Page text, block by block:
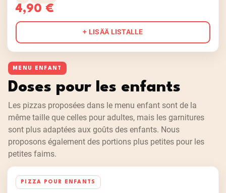
4,90 €
+ LISÄÄ LISTALLE
MENU ENFANT
Doses pour les enfants
Les pizzas proposées dans le menu enfant sont de la
même taille que celles pour adultes, mais les garnitures
sont plus adaptées aux goûts des enfants. Nous
proposons également des portions plus petites pour les
petites faims.
PIZZA POUR ENFANTS